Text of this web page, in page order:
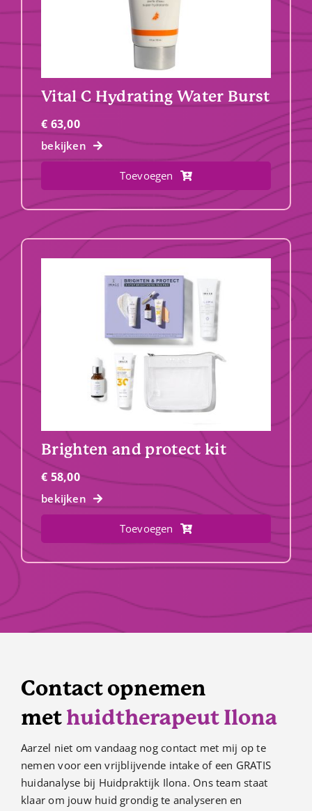
Vital C Hydrating Water Burst
€ 63,00
bekijken
Toevoegen
Brighten and protect kit
€ 58,00
bekijken
Toevoegen
Contact opnemen
methuidtherapeut Ilona
Aarzel niet om vandaag nog contact met mij op te
nemen voor een vrijblijvende intake of een GRATIS
huidanalyse bij Huidpraktijk Ilona. Ons team staat
klaar om jouw huid grondig te analyseren en